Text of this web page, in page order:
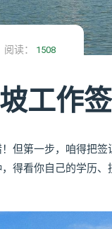
阅读： 1508
工作签
但第一步，咱得把
得看你自己的学历